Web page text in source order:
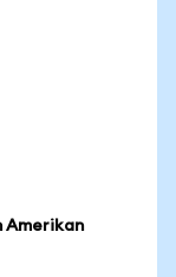
Amerikan